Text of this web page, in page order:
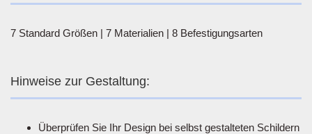
7 Standard Größen | 7 Materialien | 8 Befestigungsarten
Hinweise zur Gestaltung:
Überprüfen Sie Ihr Design bei selbst gestalteten Schildern